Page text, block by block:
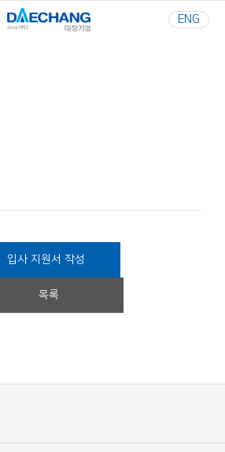
ENG
입사 지원서 작성
목록